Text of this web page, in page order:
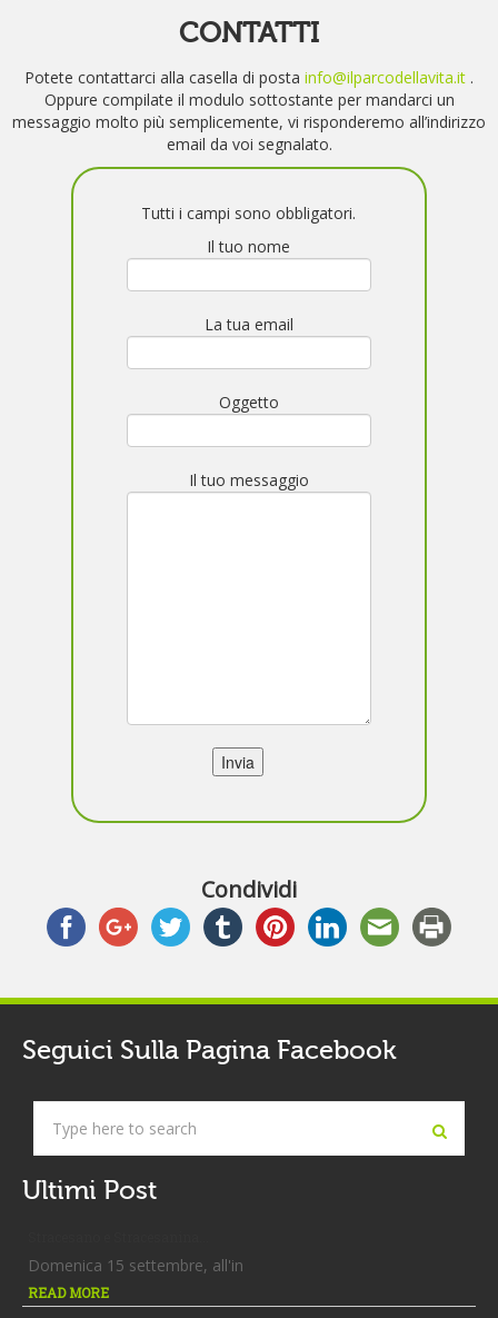
CONTATTI
Potete contattarci alla casella di posta info@ilparcodellavita.it .
Oppure compilate il modulo sottostante per mandarci un
messaggio molto più semplicemente, vi risponderemo all’indirizzo
email da voi segnalato.
Tutti i campi sono obbligatori.
Il tuo nome
La tua email
Oggetto
Il tuo messaggio
Condividi
Seguici Sulla Pagina Facebook
Ultimi Post
Domenica 15 settembre, all'in
READ MORE